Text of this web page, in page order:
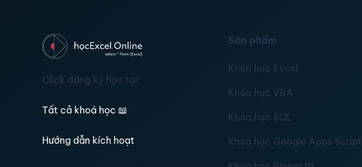
Click đăng ký học tại:
Tất cả khoá học 📖
Hướng dẫn kích hoạt
Sản phẩm
Khóa học Excel
Khóa học VBA
Khóa học SQL
Khóa học Google Apps Script